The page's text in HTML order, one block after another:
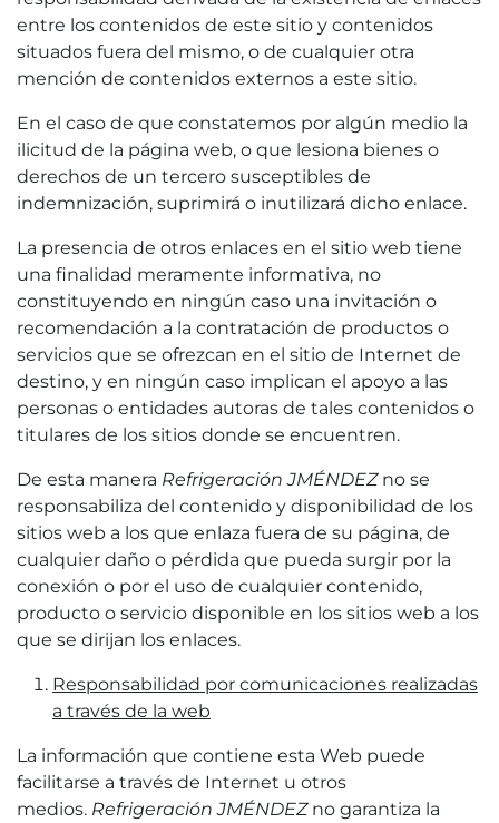
entre los contenidos de este sitio y contenidos
situados fuera del mismo, o de cualquier otra
mención de contenidos externos a este sitio.
En el caso de que constatemos por algún medio la
ilicitud de la página web, o que lesiona bienes o
derechos de un tercero susceptibles de
indemnización, suprimirá o inutilizará dicho enlace.
La presencia de otros enlaces en el sitio web tiene
una finalidad meramente informativa, no
constituyendo en ningún caso una invitación o
recomendación a la contratación de productos o
servicios que se ofrezcan en el sitio de Internet de
destino, y en ningún caso implican el apoyo a las
personas o entidades autoras de tales contenidos o
titulares de los sitios donde se encuentren.
De esta manera Refrigeración JMÉNDEZno se
responsabiliza del contenido y disponibilidad de los
sitios web a los que enlaza fuera de su página, de
cualquier daño o pérdida que pueda surgir por la
conexión o por el uso de cualquier contenido,
producto o servicio disponible en los sitios web a los
que se dirijan los enlaces.
Responsabilidad por comunicaciones realizadas
a través de la web
La información que contiene esta Web puede
facilitarse a través de Internet u otros
medios. Refrigeración JMÉNDEZno garantiza la